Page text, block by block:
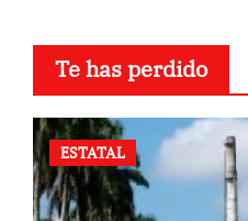
Te has perdido
ESTATAL